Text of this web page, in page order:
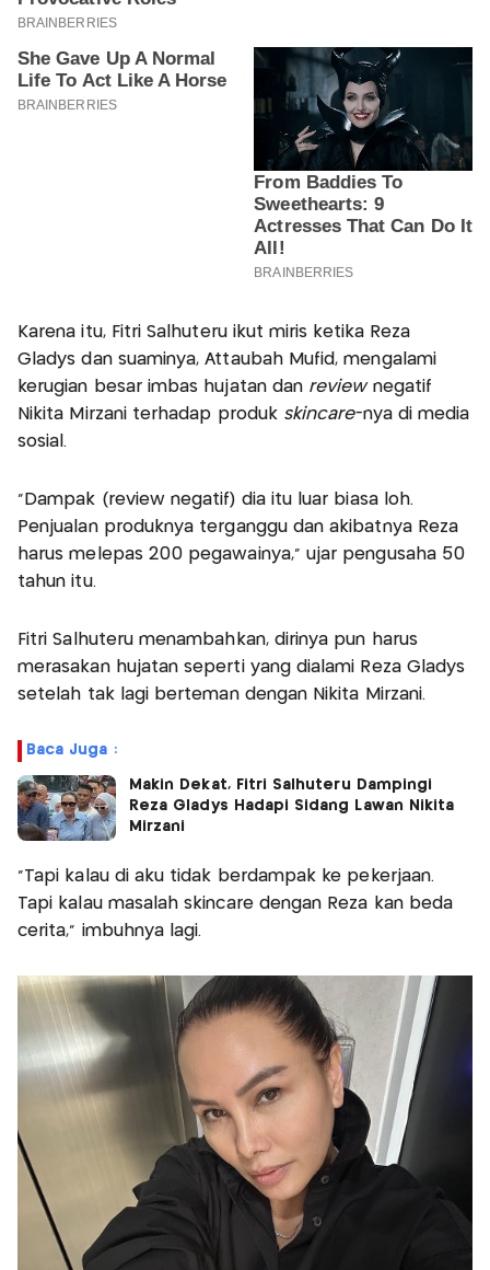
Karena itu, Fitri Salhuteru ikut miris ketika Reza
Gladys dan suaminya, Attaubah Mufid, mengalami
kerugian besar imbas hujatan dan review negatif
Nikita Mirzani terhadap produk skincare-nya di media
sosial.
"Dampak (review negatif) dia itu luar biasa loh.
Penjualan produknya terganggu dan akibatnya Reza
harus melepas 200 pegawainya," ujar pengusaha 50
tahun itu.
Fitri Salhuteru menambahkan, dirinya pun harus
merasakan hujatan seperti yang dialami Reza Gladys
setelah tak lagi berteman dengan Nikita Mirzani.
Baca Juga :
Makin Dekat, Fitri Salhuteru Dampingi
Reza Gladys Hadapi Sidang Lawan Nikita
Mirzani
"Tapi kalau di aku tidak berdampak ke pekerjaan.
Tapi kalau masalah skincare dengan Reza kan beda
cerita," imbuhnya lagi.